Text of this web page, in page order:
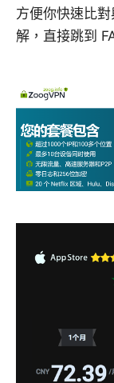
方便你快速比
解，直接跳到